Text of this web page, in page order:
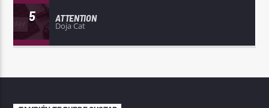
5 ATTENTION
Doja Cat